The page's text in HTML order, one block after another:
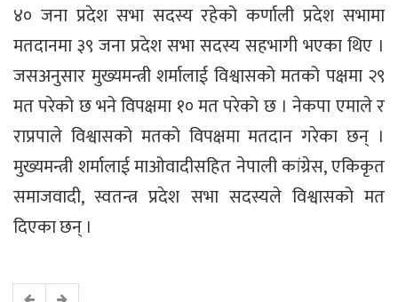
४० जना प्रदेश सभा सदस्य रहेको कर्णाली प्रदेश सभामा
मतदानमा ३९ जना प्रदेश सभा सदस्य सहभागी भएका थिए ।
जसअनुसार मुख्यमन्त्री शर्मालाई विश्वासको मतको पक्षमा २९
मत परेको छ भने विपक्षमा १० मत परेको छ । नेकपा एमाले र
राप्रपाले विश्वासको मतको विपक्षमा मतदान गरेका छन् ।
मुख्यमन्त्री शर्मालाई माओवादीसहित नेपाली कांग्रेस, एकिकृत
समाजवादी, स्वतन्त्र प्रदेश सभा सदस्यले विश्वासको मत
दिएका छन् ।